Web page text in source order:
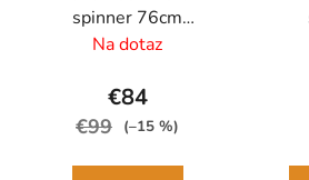
spinner 76cm
Čierna/Hnedá
Rozšíriteľný
Na dotaz
€84
€99 (–15 %)